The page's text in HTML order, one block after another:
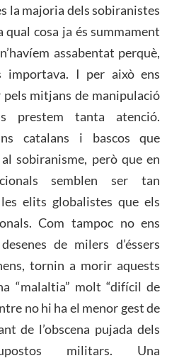
la majoria dels sobiranistes
qual cosa ja és summament
assabentat perquè,
importava. I per això ens
mitjans de manipulació
prestem tanta atenció.
catalans i bascos que
sobiranisme, però que en
semblen ser tan
elits globalistes que els
Com tampoc no ens
de milers d’éssers
tornin a morir aquests
“malaltia” molt “difícil de
no hi ha el menor gest de
de l’obscena pujada dels
militars. Una